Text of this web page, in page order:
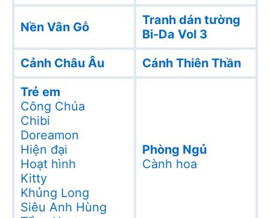
Nền Vân Gỗ
Tranh dán tường
Bi-Da Vol 3
Cảnh Châu Âu
Cánh Thiên Thần
Trẻ em
Công Chúa
Chibi
Doreamon
Hiện đại
Hoạt hình
Kitty
Khủng Long
Siêu Anh Hùng
Phòng Ngủ
Cành hoa